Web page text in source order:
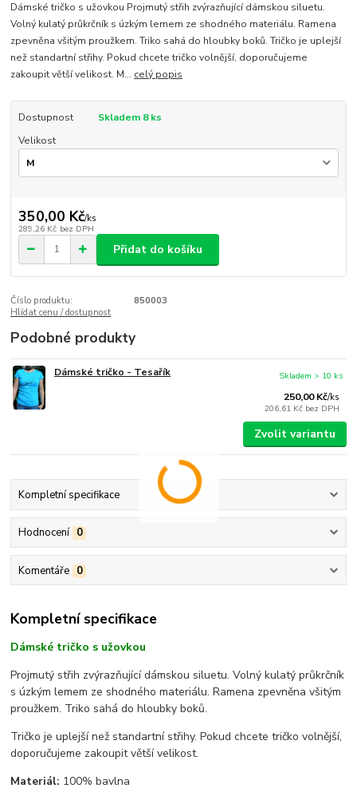
Dámské tričko s užovkou Projmutý střih zvýrazňující dámskou siluetu.
Volný kulatý průkrčník s úzkým lemem ze shodného materiálu. Ramena
zpevněna všitým proužkem. Triko sahá do hloubky boků. Tričko je uplejší
než standartní střihy. Pokud chcete tričko volnější, doporučujeme
zakoupit větší velikost. M... celý popis
Dostupnost
Skladem 8 ks
Velikost
350,00 Kč/ks
289,26 Kč bez DPH
Přidat do košíku
Číslo produktu:
850003
Hlídat cenu / dostupnost
Podobné produkty
Dámské tričko - Tesařík
250,00 Kč/ks
206,61 Kč bez DPH
Skladem > 10 ks
Zvolit variantu
Kompletní specifikace
Hodnocení 0
Komentáře 0
Kompletní specifikace
Dámské tričko s užovkou
Projmutý střih zvýrazňující dámskou siluetu. Volný kulatý průkrčník
s úzkým lemem ze shodného materiálu. Ramena zpevněna všitým
proužkem. Triko sahá do hloubky boků.
Tričko je uplejší než standartní střihy. Pokud chcete tričko volnější,
doporučujeme zakoupit větší velikost.
Materiál: 100% bavlna